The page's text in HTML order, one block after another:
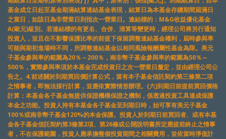
基金成立日起至基金期滿結算連結基金表現，結算日為本基金存續期間屆滿日
之當日，如該日為非營業日則指次一營業日。連結標的：M&G收益優化基金
A(歐元)級別。若連結標的有更名、合併、清算等變更時，經理公司將另行通知
投資人，並且在不影響保護比率的前提下保留調整連結基金權利，屆時參與率
可能與期初進場時不同，所調整連結基金以相同風險報酬屬性基金為限。美元
子基金參與率的範圍為20％～200％，南非幣子基金參與率的範圍為50％～
500％，實際參與率須於本基金完成投資日之次一營業日釐定，並由經理公司公
告之。4.前述關於到期買回價計算公式，當有本子基金信託契約第三條第二項
之情事者，即無法採行計算，並應依實際情形辦理。(六)到期日前提前買回價格
計算：本基金各子基金無提供保證機構保證之機制，係透過投資工具達成保護
本金之功能。投資人持有本基金各子基金至到期日時，始可享有美元子基金
100％或南非幣子基金120%的本金保護。投資人於到期日前買回者、或有本基
金各子基金信託契約第3條第2項、第26條或公開說明書所定應提前終止之情事
者，不在保護範圍，投資人應承擔整個投資期間之相關費用，並依當時淨值計